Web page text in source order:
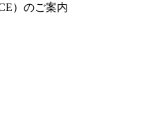
）のご案内